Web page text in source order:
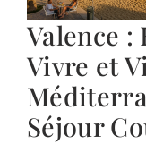
Valence :
Vivre et
Séjour